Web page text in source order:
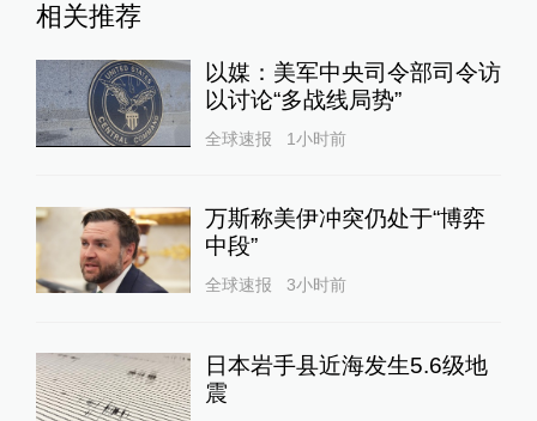
相关推荐
以媒：美军中央司令部司令访
以讨论“多战线局势”
全球速报 1小时前
万斯称美伊冲突仍处于“博弈
中段”
全球速报 3小时前
日本岩手县近海发生5.6级地
震